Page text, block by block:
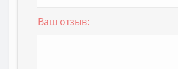
Ваш отзыв: